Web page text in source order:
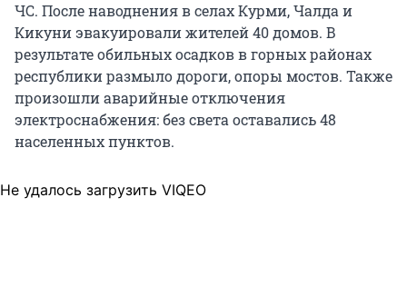
ЧС. После наводнения в селах Курми, Чалда и
Кикуни эвакуировали жителей 40 домов. В
результате обильных осадков в горных районах
республики размыло дороги, опоры мостов. Также
произошли аварийные отключения
электроснабжения: без света оставались 48
населенных пунктов.
Не удалось загрузить VIQEO